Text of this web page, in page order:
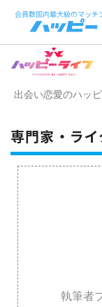
出会い恋愛のハッ
専門家・ライ
執筆者